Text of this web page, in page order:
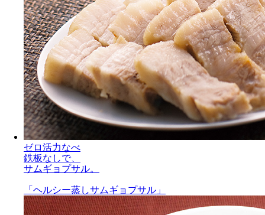
ゼロ活力なべ
鉄板なしで、
サムギョプサル。
「ヘルシー蒸しサムギョプサル」